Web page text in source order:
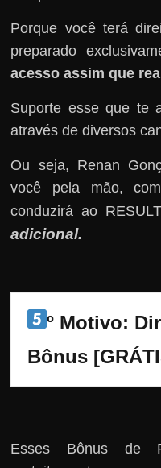
Porque você terá
preparado
acesso assim que
Suporte esse que te
através de diversos
Ou seja, Renan
você pela mão,
conduzirá ao
adicional.
º Motivo:
Bônus
Esses Bônus de